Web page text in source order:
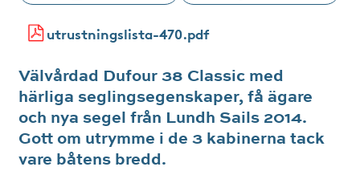
utrustningslista-470.pdf
Välvårdad Dufour 38 Classic med
härliga seglingsegenskaper, få ägare
och nya segel från Lundh Sails 2014.
Gott om utrymme i de 3 kabinerna tack
vare båtens bredd.